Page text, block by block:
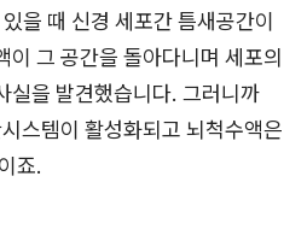
을 때 신경 세포간 틈새공간이
이 그 공간을 돌아다니며 세포의
실을 발견했습니다. 그러니까
스템이 활성화되고 뇌척수액은
죠.